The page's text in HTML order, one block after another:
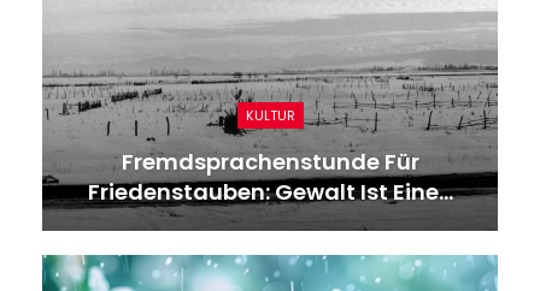
KULTUR
Fremdsprachenstunde Für
Friedenstauben: Gewalt Ist Eine…